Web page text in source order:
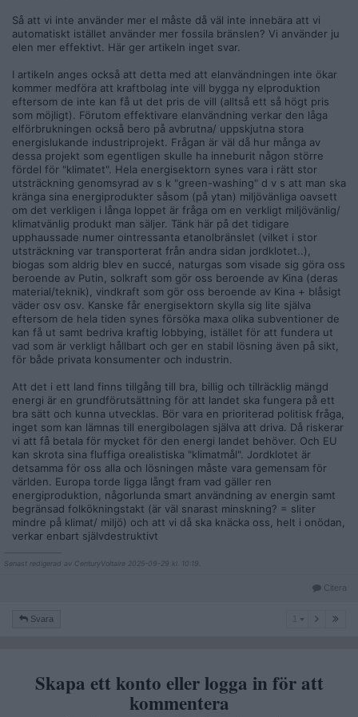
Så att vi inte använder mer el måste då väl inte innebära att vi
automatiskt istället använder mer fossila bränslen? Vi använder ju
elen mer effektivt. Här ger artikeln inget svar.
I artikeln anges också att detta med att elanvändningen inte ökar
kommer medföra att kraftbolag inte vill bygga ny elproduktion
eftersom de inte kan få ut det pris de vill (alltså ett så högt pris
som möjligt). Förutom effektivare elanvändning verkar den låga
elförbrukningen också bero på avbrutna/ uppskjutna stora
energislukande industriprojekt. Frågan är väl då hur många av
dessa projekt som egentligen skulle ha inneburit någon större
fördel för "klimatet". Hela energisektorn synes vara i rätt stor
utsträckning genomsyrad av s k "green-washing" d v s att man ska
kränga sina energiprodukter såsom (på ytan) miljövänliga oavsett
om det verkligen i långa loppet är fråga om en verkligt miljövänlig/
klimatvänlig produkt man säljer. Tänk här på det tidigare
upphaussade numer ointressanta etanolbränslet (vilket i stor
utsträckning var transporterat från andra sidan jordklotet..),
biogas som aldrig blev en succé, naturgas som visade sig göra oss
beroende av Putin, solkraft som gör oss beroende av Kina (deras
material/teknik), vindkraft som gör oss beroende av Kina + blåsigt
väder osv osv. Kanske får energisektorn skylla sig lite själva
eftersom de hela tiden synes försöka maxa olika subventioner de
kan få ut samt bedriva kraftig lobbying, istället för att fundera ut
vad som är verkligt hållbart och ger en stabil lösning även på sikt,
för både privata konsumenter och industrin.
Att det i ett land finns tillgång till bra, billig och tillräcklig mängd
energi är en grundförutsättning för att landet ska fungera på ett
bra sätt och kunna utvecklas. Bör vara en prioriterad politisk fråga,
inget som kan lämnas till energibolagen själva att driva. Då riskerar
vi att få betala för mycket för den energi landet behöver. Och EU
kan skrota sina fluffiga orealistiska "klimatmål". Jordklotet är
detsamma för oss alla och lösningen måste vara gemensam för
världen. Europa torde ligga långt fram vad gäller ren
energiproduktion, någorlunda smart användning av energin samt
begränsad folkökningstakt (är väl snarast minskning? = sliter
mindre på klimat/ miljö) och att vi då ska knäcka oss, helt i onödan,
verkar enbart självdestruktivt
Senast redigerad av CenturyVoltaire 2025-09-29 kl. 10:19.
Citera
Svara
Skapa ett konto eller logga in för att
kommentera